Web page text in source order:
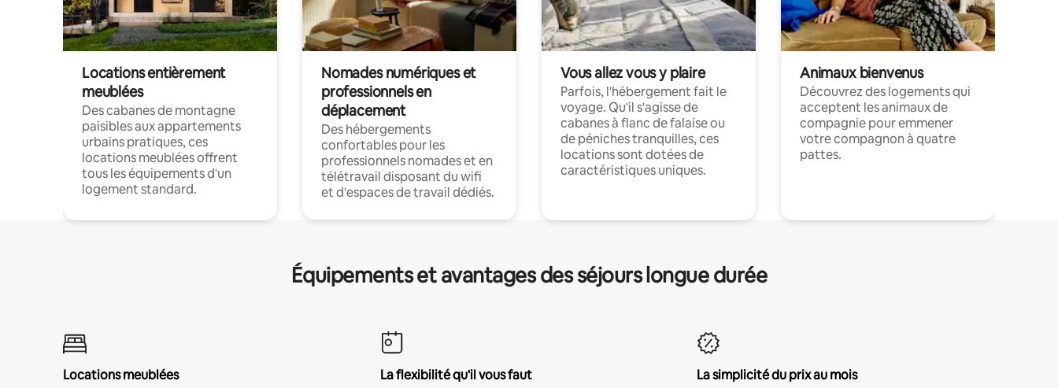
Locations entièrement
meublées
Des cabanes de montagne
paisibles aux appartements
urbains pratiques, ces
locations meublées offrent
tous les équipements d'un
logement standard.
Nomades numériques et
professionnels en
déplacement
Des hébergements
confortables pour les
professionnels nomades et en
télétravail disposant du wifi
et d'espaces de travail dédiés.
Vous allez vous y plaire
Parfois, l'hébergement fait le
voyage. Qu'il s'agisse de
cabanes à flanc de falaise ou
de péniches tranquilles, ces
locations sont dotées de
caractéristiques uniques.
Animaux bienvenus
Découvrez des logements qui
acceptent les animaux de
compagnie pour emmener
votre compagnon à quatre
pattes.
Équipements et avantages des séjours longue durée
Locations meublées
La flexibilité qu'il vous faut
La simplicité du prix au mois